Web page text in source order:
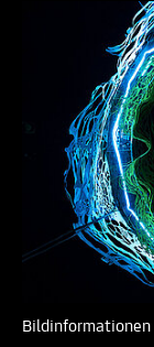
Bildinformationen